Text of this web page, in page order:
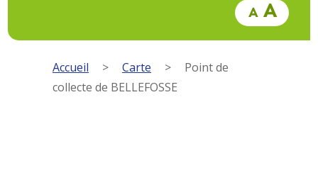
Accueil > Carte >
Point de
collecte de BELLEFOSSE